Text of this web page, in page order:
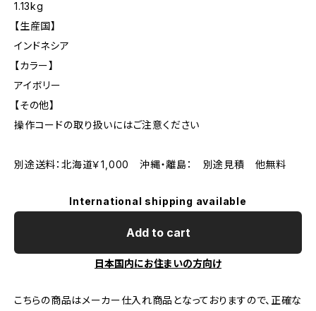
1.13kg
【生産国】
インドネシア
【カラー】
アイボリー
【その他】
操作コードの取り扱いにはご注意ください
別途送料：北海道￥1,000 沖縄・離島： 別途見積 他無料
International shipping available
Add to cart
日本国内にお住まいの方向け
こちらの商品はメーカー仕入れ商品となっておりますので、正確な